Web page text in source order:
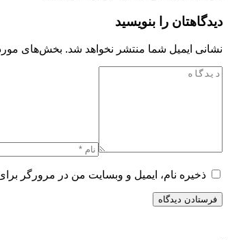
دیدگاهتان را بنویسید
نشانی ایمیل شما منتشر نخواهد شد. بخش‌های
ذخیره نام، ایمیل و وبسایت من در مرورگر